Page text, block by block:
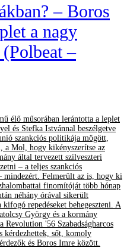
– Boros
a nagy
–
élő műsorában lerántotta a leplet
és Stefka Istvánnal beszélgetve
szankciós politikája mögött,
a Mol, hogy kikényszerítse az
által tervezett szilveszteri
– a teljes szankciós
mindezért. Felmerült az is, hogy ki
finomítóját több hónap
néhány órával sikerült
repedéseket behegeszteni. A
György és a kormány
Revolution '56 Szabadságharcos
kérdezhettek, sőt, komoly
és Boros Imre között.